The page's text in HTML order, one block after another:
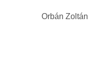
Orbán Zoltán